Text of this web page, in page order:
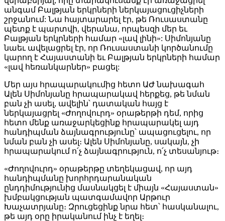
անգամ Բալթյան երկրների ներկայացուցիչների
շրջանում: Նա հայտարարել էր, թե Ռուսաստանը
պետք է պարտվի, վերանա, որպեսզի մեր եւ
Բալթյան երկրների համար «լավ լինի»: Սիմոնյանը
նաեւ ավելացրել էր, որ Ռուսաստանի կործանումը
կարող է Հայաստանի եւ Բալթյան երկրների համար
«լավ հեռանկարներ» բացել:
Մեր այս հրապարակումից հետո ԱԺ նախագահ
Ալեն Սիմոնյանը հրապարակավ հերքեց, թե նման
բան չի ասել, ավելին՝ դատական հայց է
ներկայացրել «Ժողովուրդ» օրաթերթի դեմ, որից
հետո մենք առաջարկեցինք հրապարակել այդ
հանդիպման ձայնագրությունը՝ ապացուցելու, որ
նման բան չի ասել։ Ալեն Սիմոնյանը, սակայն, չի
հրապարակում ո՛չ ձայնագրություն, ո՛չ տեսանյութ։
«Ժողովուրդ» օրաթերթը տեղեկացավ, որ այդ
հանդիպմանը խորհրդարանական
ընդդիմությունից մասնակցել է միայն «Հայաստան»
խմբակցության պատգամավոր Արթուր
Խաչատրյանը։ Զրուցեցինք նրա հետ՝ հասկանալու,
թե այդ օրը իրականում ինչ է եղել։